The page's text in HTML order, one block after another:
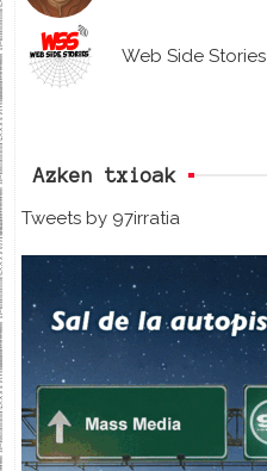
Web Side Stories
Azken txioak
Tweets by 97irratia